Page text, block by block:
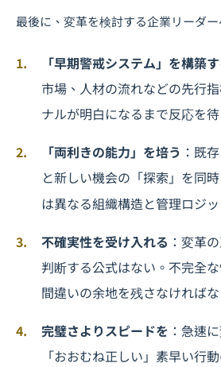
最後に、変革を検討する企業リーダ
「早期警戒システム」を構築
市場、人材の流れなどの先行
ナルが明白になるまで反応を
「両利きの能力」を培う ：既
と新しい機会の「探索」を同
は異なる組織構造と管理ロジ
不確実性を受け入れる ：変革
判断する公式はない。不完全
間違いの余地を残さなければな
完璧さよりスピードを ：急速
「おおむね正しい」素早い行